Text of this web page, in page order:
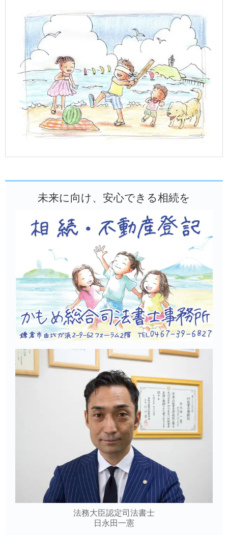
未来に向け、安心できる相続を
法務大臣認定司法書士
日永田一憲